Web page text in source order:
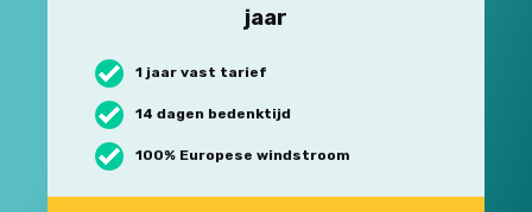
jaar
1 jaar vast tarief
14 dagen bedenktijd
100% Europese windstroom